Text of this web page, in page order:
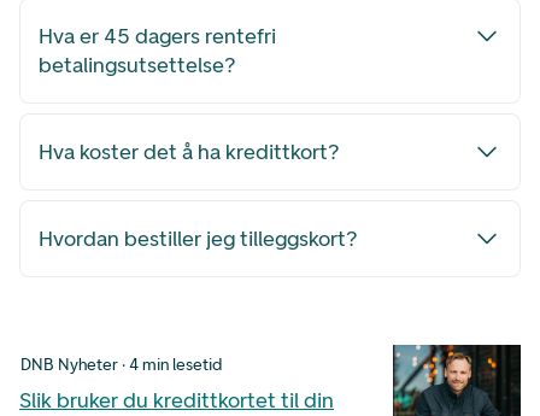
Hva er 45 dagers rentefri
betalingsutsettelse?
Hva koster det å ha kredittkort?
Hvordan bestiller jeg tilleggskort?
DNB Nyheter · 4 min lesetid
Slik bruker du kredittkortet til din